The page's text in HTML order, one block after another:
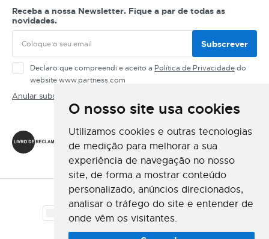
O nosso site usa cookies
Utilizamos cookies e outras tecnologias
de medição para melhorar a sua
experiência de navegação no nosso
site, de forma a mostrar conteúdo
personalizado, anúncios direcionados,
analisar o tráfego do site e entender de
onde vêm os visitantes.
Receba a nossa Newsletter. Fique a par de todas as
novidades.
Subscrever
Declaro que compreendi e aceito a Política de Privacidadedo
website www.partness.com
Anular subscrição
Método de Pagamento
Método de Envio